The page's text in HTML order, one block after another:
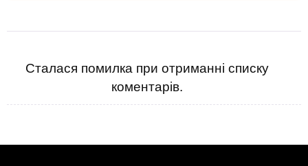
Сталася помилка при отриманні списку
коментарів.